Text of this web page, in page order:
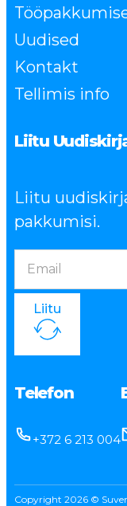
Uudised
Kontakt
Tellimis info
Liitu
Liitu
pakkumisi.
Liitu
Telefon
+372 6 213 004
Copyright 2026 ©